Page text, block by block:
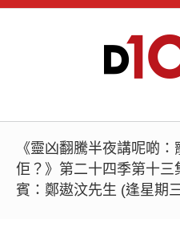
《靈凶翻騰半夜講呢啲
佢？》第二十四季第十
賓：鄭遨汶先生 (逢星期